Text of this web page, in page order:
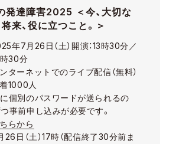
発達障害2025 ＜今、大切な
将来、役に立つこと。＞
年7月26日（土）開演：13時30分／
時30分
ターネットでのライブ配信（無料）
1000人
に個別のパスワードが送られるの
事前申し込みが必要です。
らから
26日（土）17時（配信終了30分前ま